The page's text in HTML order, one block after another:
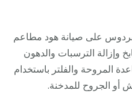
على صيانة هود مطاعم
وإزالة الترسبات والدهون
المروحة والفلتر باستخدام
أو الجروح للمدخنة.